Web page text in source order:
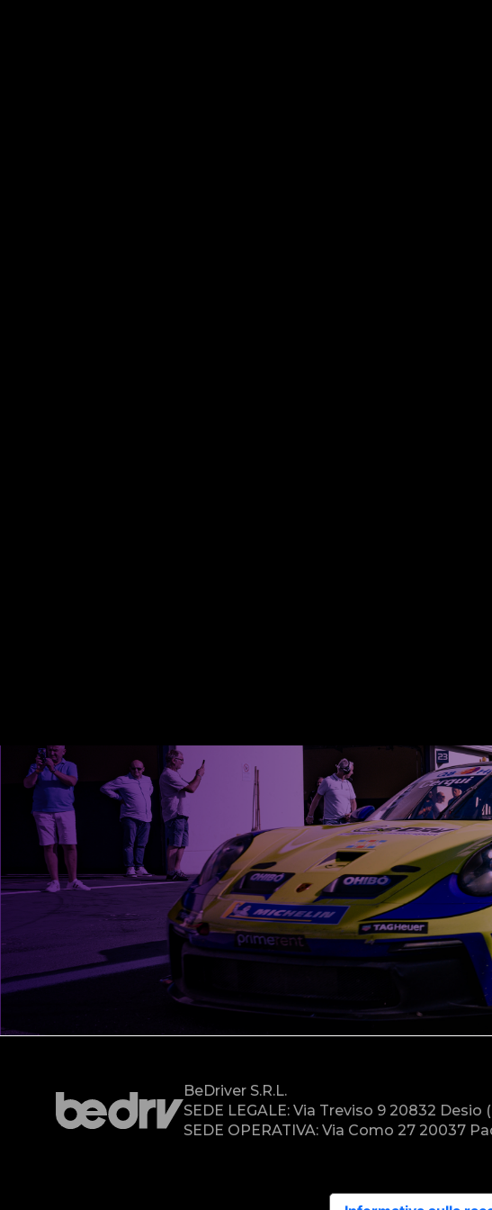
BeDriver S.r.l.
SEDE LEGALE: Via Treviso 9 20832 Desio
SEDE OPERATIVA: Via Como 27 20037